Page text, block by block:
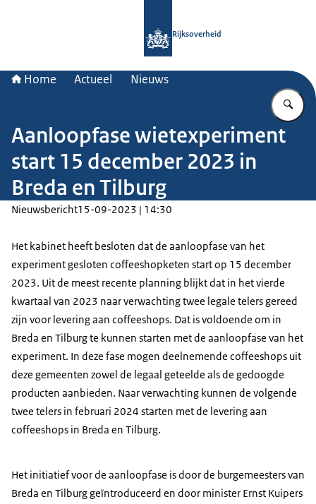
Rijksoverheid
Home Actueel Nieuws
Aanloopfase wietexperiment
start 15 december 2023 in
Breda en Tilburg
Nieuwsbericht15-09-2023 | 14:30
Het kabinet heeft besloten dat de aanloopfase van het
experiment gesloten coffeeshopketen start op 15 december
2023. Uit de meest recente planning blijkt dat in het vierde
kwartaal van 2023 naar verwachting twee legale telers gereed
zijn voor levering aan coffeeshops. Dat is voldoende om in
Breda en Tilburg te kunnen starten met de aanloopfase van het
experiment. In deze fase mogen deelnemende coffeeshops uit
deze gemeenten zowel de legaal geteelde als de gedoogde
producten aanbieden. Naar verwachting kunnen de volgende
twee telers in februari 2024 starten met de levering aan
coffeeshops in Breda en Tilburg.
Het initiatief voor de aanloopfase is door de burgemeesters van
Breda en Tilburg geïntroduceerd en door minister Ernst Kuipers